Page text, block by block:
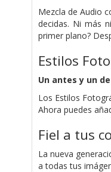
Mezcla de Audio
decidas. Ni más
primer plano?
Estilos
Un antes y un
Los Estilos
Ahora puedes
Fiel a tus
La nueva
a todas tus